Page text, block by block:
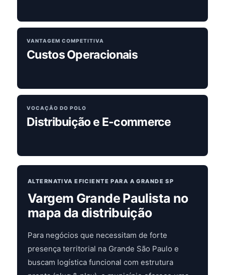
VANTAGEM COMPETITIVA
Custos Operacionais
VOCAÇÃO DO POLO
Distribuição e E-commerce
ALTERNATIVA EFICIENTE PARA A GRANDE SP
Vargem Grande Paulista no
mapa da distribuição
Para negócios que necessitam de forte
presença territorial na Grande São Paulo e
buscam logística funcional com estrutura